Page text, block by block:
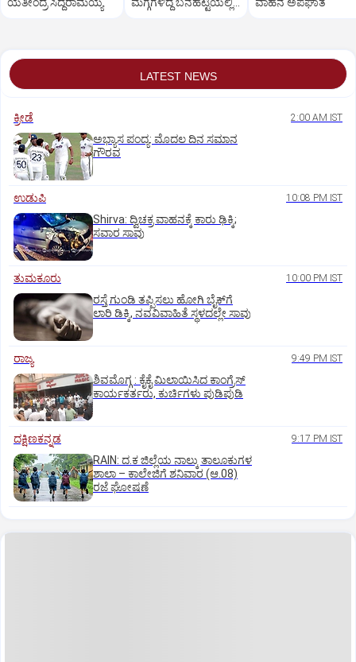
LATEST NEWS
ಕ್ರೀಡೆ 2:00 AM IST
ಅಭ್ಯಾಸ ಪಂದ್ಯ: ಮೊದಲ ದಿನ ಸಮಾನ
ಗೌರವ
ಉಡುಪಿ 10:08 PM IST
Shirva: ದ್ವಿಚಕ್ರ ವಾಹನಕ್ಕೆ ಕಾರು ಢಿಕ್ಕಿ;
ಸವಾರ ಸಾವು
ತುಮಕೂರು 10:00 PM IST
ರಸ್ತೆ ಗುಂಡಿ ತಪ್ಪಿಸಲು ಹೋಗಿ ಬೈಕ್‌ಗೆ
ಲಾರಿ ಡಿಕ್ಕಿ, ನವವಿವಾಹಿತೆ ಸ್ಥಳದಲ್ಲೇ ಸಾವು
ರಾಜ್ಯ 9:49 PM IST
ಶಿವಮೊಗ್ಗ : ಕೈಕೈ ಮಿಲಾಯಿಸಿದ ಕಾಂಗ್ರೆಸ್
ಕಾರ್ಯಕರ್ತರು, ಕುರ್ಚಿಗಳು ಪುಡಿಪುಡಿ
ದಕ್ಷಿಣಕನ್ನಡ 9:17 PM IST
RAIN: ದ.ಕ ಜಿಲ್ಲೆಯ ನಾಲ್ಕು ತಾಲೂಕುಗಳ
ಶಾಲಾ – ಕಾಲೇಜಿಗೆ ಶನಿವಾರ (ಆ.08)
ರಜೆ ಘೋಷಣೆ